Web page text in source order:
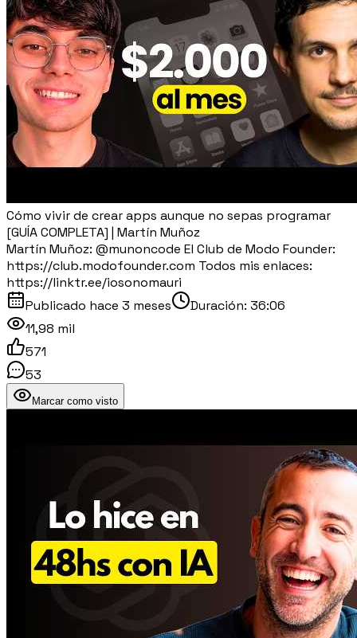
Cómo vivir de crear apps aunque no sepas programar
[GUÍA COMPLETA] | Martín Muñoz
Martín Muñoz: @munoncode El Club de Modo Founder:
https://club.modofounder.com Todos mis enlaces:
https://linktr.ee/iosonomauri
Publicado hace 3 meses Duración: 36:06
11,98 mil
571
53
Marcar como visto